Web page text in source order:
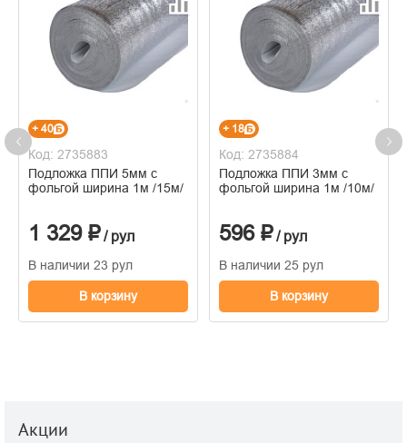
+ 40
Код: 2735883
Подложка ППИ 5мм с
фольгой ширина 1м /15м/
1 329 ₽/ рул
В наличии 23 рул
В корзину
+ 18
Код: 2735884
Подложка ППИ 3мм с
фольгой ширина 1м /10м/
596 ₽/ рул
В наличии 25 рул
В корзину
Акции